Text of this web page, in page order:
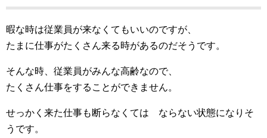
暇な時は従業員が来なくてもいいのですが、
たまに仕事がたくさん来る時があるのだそうです。
そんな時、従業員がみんな高齢なので、
たくさん仕事をすることができません。
せっかく来た仕事も断らなくては ならない状態になりそ
うです。